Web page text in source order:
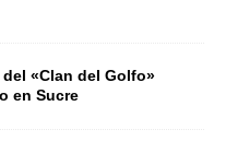
«Clan del Golfo»
en Sucre